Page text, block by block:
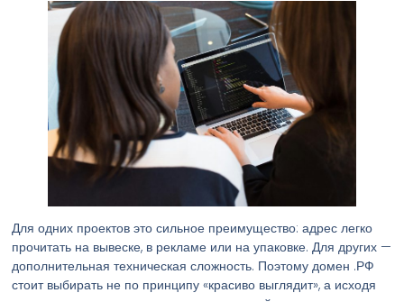
Для одних проектов это сильное преимущество: адрес легко
прочитать на вывеске, в рекламе или на упаковке. Для других —
дополнительная техническая сложность. Поэтому домен .РФ
стоит выбирать не по принципу «красиво выглядит», а исходя